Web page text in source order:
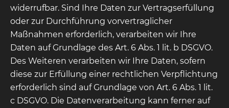
widerrufbar. Sind Ihre Daten zur Vertragserfüllung
oder zur Durchführung vorvertraglicher
Maßnahmen erforderlich, verarbeiten wir Ihre
Daten auf Grundlage des Art. 6 Abs. 1 lit. b DSGVO.
Des Weiteren verarbeiten wir Ihre Daten, sofern
diese zur Erfüllung einer rechtlichen Verpflichtung
erforderlich sind auf Grundlage von Art. 6 Abs. 1 lit.
c DSGVO. Die Datenverarbeitung kann ferner auf